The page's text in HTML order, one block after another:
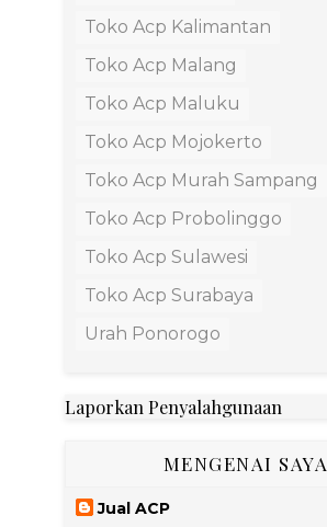
Toko Acp Kalimantan
Toko Acp Malang
Toko Acp Maluku
Toko Acp Mojokerto
Toko Acp Murah Sampang
Toko Acp Probolinggo
Toko Acp Sulawesi
Toko Acp Surabaya
Urah Ponorogo
Laporkan Penyalahgunaan
MENGENAI SAYA
Jual ACP